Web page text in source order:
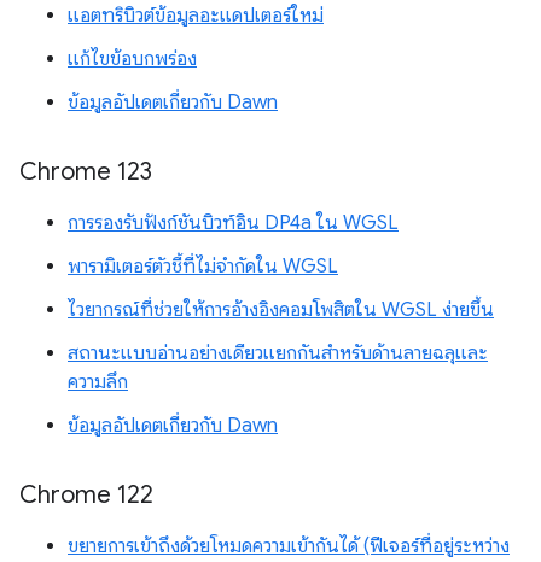
แอตทริบิวต์ข้อมูลอะแดปเตอร์ใหม่
แก้ไขข้อบกพร่อง
ข้อมูลอัปเดตเกี่ยวกับ Dawn
Chrome 123
การรองรับฟังก์ชันบิวท์อิน DP4a ใน WGSL
พารามิเตอร์ตัวชี้ที่ไม่จำกัดใน WGSL
ไวยากรณ์ที่ช่วยให้การอ้างอิงคอมโพสิตใน WGSL ง่ายขึ้น
สถานะแบบอ่านอย่างเดียวแยกกันสำหรับด้านลายฉลุและ
ความลึก
ข้อมูลอัปเดตเกี่ยวกับ Dawn
Chrome 122
ขยายการเข้าถึงด้วยโหมดความเข้ากันได้ (ฟีเจอร์ที่อยู่ระหว่าง